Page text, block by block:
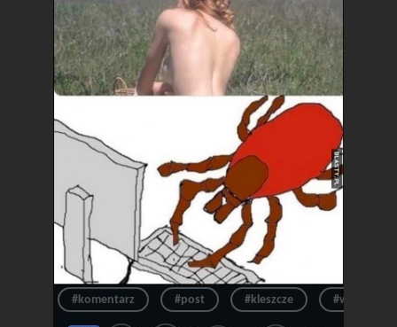
#komentarz #post #kleszcze #wpis